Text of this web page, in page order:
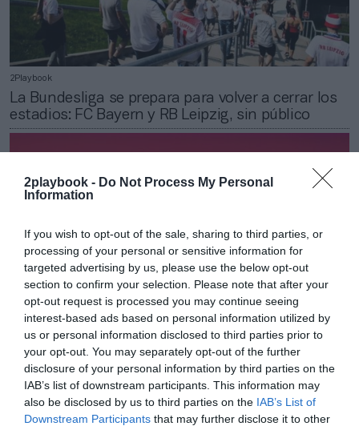
2playbook - Do Not Process My Personal
Information
If you wish to opt-out of the sale, sharing to third parties, or
processing of your personal or sensitive information for
targeted advertising by us, please use the below opt-out
section to confirm your selection. Please note that after your
opt-out request is processed you may continue seeing
interest-based ads based on personal information utilized by
us or personal information disclosed to third parties prior to
your opt-out. You may separately opt-out of the further
disclosure of your personal information by third parties on the
IAB’s list of downstream participants. This information may
also be disclosed by us to third parties on the IAB’s List of
Downstream Participants that may further disclose it to other
2Playbook
La Bundesliga se prepara para volver a cerrar los
estadios: FC Bayern y RB Leipzig, sin público
El Bayern de Múnich vuelve a salvar el beneficio
en 2020-2021 y apunta a un año incierto